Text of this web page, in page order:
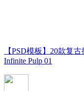
【PSD模板】20款复
Infinite Pulp 01